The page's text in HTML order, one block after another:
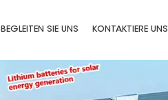
BEGLEITEN SIE UNS KONTAKTIERE UNS